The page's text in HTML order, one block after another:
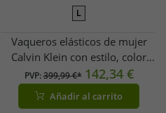
L
Vaqueros elásticos de mujer
Calvin Klein con estilo, color
beige.
PVP:399,99 €* 142,34 €
Añadir al carrito